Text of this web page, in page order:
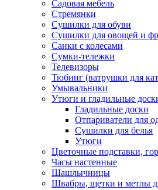
Садовая мебель
Стремянки
Сушилки для обуви
Сушилки для овощей и
Санки с колесами
Сумки-тележки
Телевизоры
Тюбинг (ватрушки для
Умывальники
Утюги и гладильные
Гладильные доски
Отпариватели для
Сушилки для белья
Утюги
Цветочные подставки,
Часы настенные
Шашлычницы
Швабры, щетки и метлы